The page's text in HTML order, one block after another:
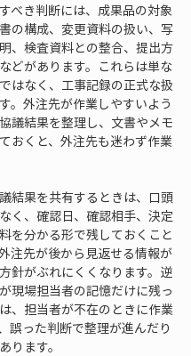
べき判断には、成果品の対象
の構成、変更資料の扱い、写
、検査資料との整合、提出方
どがあります。これらは単な
はなく、工事記録の正式な扱
。外注先が作業しやすいよう
議結果を整理し、文書やメモ
おくと、外注先も迷わず作業
結果を共有するときは、口頭
く、確認日、確認相手、決定
を分かる形で残しておくこと
注先が後から見返せる情報が
針がぶれにくくなります。逆
現場担当者の記憶だけに残っ
、担当者が不在のときに作業
誤った判断で整理が進んだり
ります。